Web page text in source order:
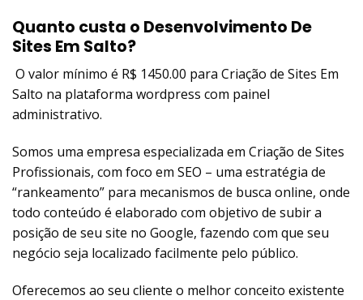
Quanto custa o Desenvolvimento De
Sites Em Salto?
O valor mínimo é R$ 1450.00 para Criação de Sites Em
Salto na plataforma wordpress com painel
administrativo.
Somos uma empresa especializada em Criação de Sites
Profissionais, com foco em SEO – uma estratégia de
“rankeamento” para mecanismos de busca online, onde
todo conteúdo é elaborado com objetivo de subir a
posição de seu site no Google, fazendo com que seu
negócio seja localizado facilmente pelo público.
Oferecemos ao seu cliente o melhor conceito existente